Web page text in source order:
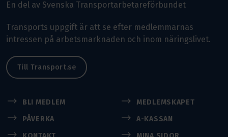
En del av Svenska Transportarbetareförbundet
Transports uppgift är att se efter medlemmarnas
intressen på arbetsmarknaden och inom näringslivet.
Till Transport.se
BLI MEDLEM
MEDLEMSKAPET
PÅVERKA
A-KASSAN